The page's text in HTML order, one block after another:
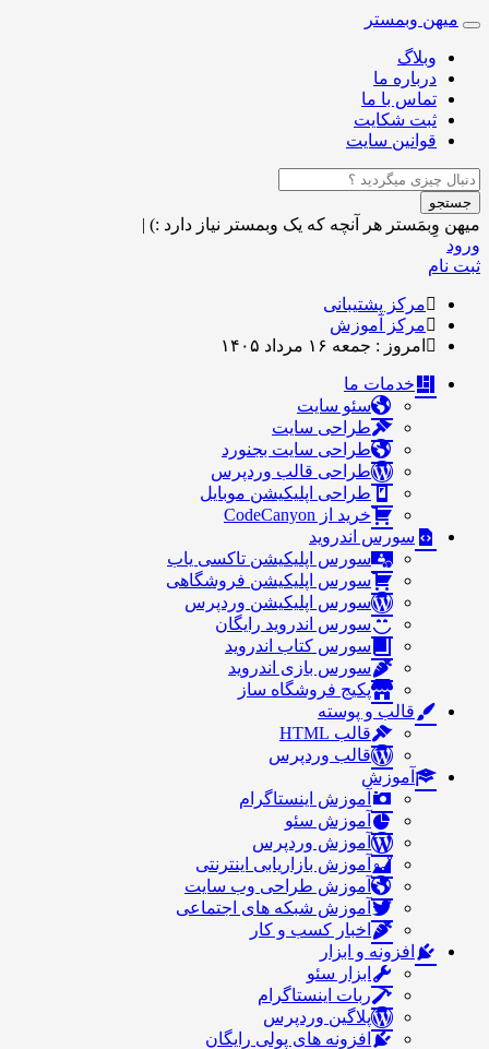
Toggle
navigation
میهن وبمستر
وبلاگ
درباره ما
تماس با ما
ثبت شکایت
قوانین سایت
جستجو
میهن وِبمَستر هر آنچه که یک وبمستر نیاز دارد :) |
ورود
ثبت نام
مرکز پشتیبانی
مرکز آموزش
امروز : جمعه ۱۶ مرداد ۱۴۰۵
خدمات ما
سئو سایت
طراحی سایت
طراحی سایت بجنورد
طراحی قالب وردپرس
طراحی اپلیکیشن موبایل
خرید از CodeCanyon
سورس اندروید
سورس اپلیکیشن تاکسی یاب
سورس اپلیکیشن فروشگاهی
سورس اپلیکیشن وردپرس
سورس اندروید رایگان
سورس کتاب اندروید
سورس بازی اندروید
پکیج فروشگاه ساز
قالب و پوسته
قالب HTML
قالب وردپرس
آموزش
آموزش اینستاگرام
آموزش سئو
آموزش وردپرس
آموزش بازاریابی اینترنتی
آموزش طراحی وب سایت
آموزش شبکه های اجتماعی
اخبار کسب و کار
افزونه و ابزار
ابزار سئو
ربات اینستاگرام
پلاگین وردپرس
افزونه های پولی رایگان